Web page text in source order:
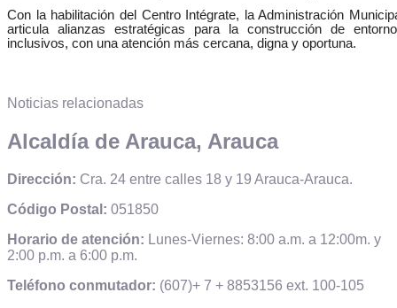
Con la habilitación del Centro Intégrate, la Administración
articula alianzas estratégicas para la construcción de
inclusivos, con una atención más cercana, digna y oportuna.
Noticias relacionadas
Alcaldía de Arauca, Arauca
Dirección: Cra. 24 entre calles 18 y 19 Arauca-Arauca.
Código Postal: 051850
Horario de atención: Lunes-Viernes: 8:00 a.m. a 12:00m. y
2:00 p.m. a 6:00 p.m.
Teléfono conmutador: (607)+ 7 + 8853156 ext. 100-105